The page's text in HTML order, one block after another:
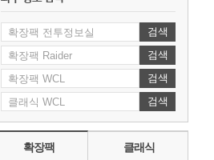
검색
검색
검색
검색
확장팩 클래식